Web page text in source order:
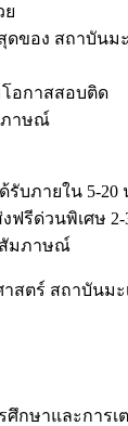
ย
ของ สถาบันม
อกาสสอบติด
ภาษณ์
รับภายใน 5-20
ฟรีด่วนพิเศษ 2-
สัมภาษณ์
สตร์ สถาบันมะ
กษาและการเ